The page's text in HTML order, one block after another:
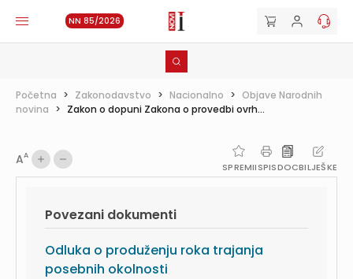
NN 85/2026
Početna > Zakonodavstvo > Nacionalno > Objave Narodnih
novina > Zakon o dopuni Zakona o provedbi ovrh...
AA
SPREMIISPISDOCBILJEŠKE
Povezani dokumenti
Odluka o produženju roka trajanja
posebnih okolnosti